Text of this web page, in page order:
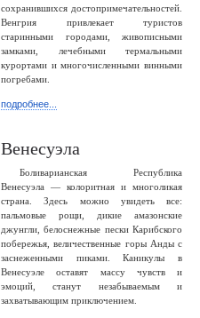
сохранившихся достопримечательностей.
Венгрия привлекает туристов
старинными городами, живописными
замками, лечебными термальными
курортами и многочисленными винными
погребами.
подробнее...
Венесуэла
Боливарианская Республика
Венесуэла — колоритная и многоликая
страна. Здесь можно увидеть все:
пальмовые рощи, дикие амазонские
джунгли, белоснежные пески Карибского
побережья, величественные горы Анды с
заснеженными пиками. Каникулы в
Венесуэле оставят массу чувств и
эмоций, станут незабываемым и
захватывающим приключением.